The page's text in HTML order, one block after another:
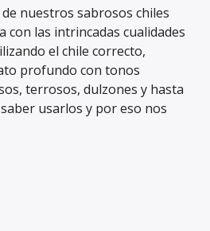
nuestros sabrosos chiles
con las intrincadas cualidades
el chile correcto,
profundo con tonos
terrosos, dulzones y hasta
usarlos y por eso nos